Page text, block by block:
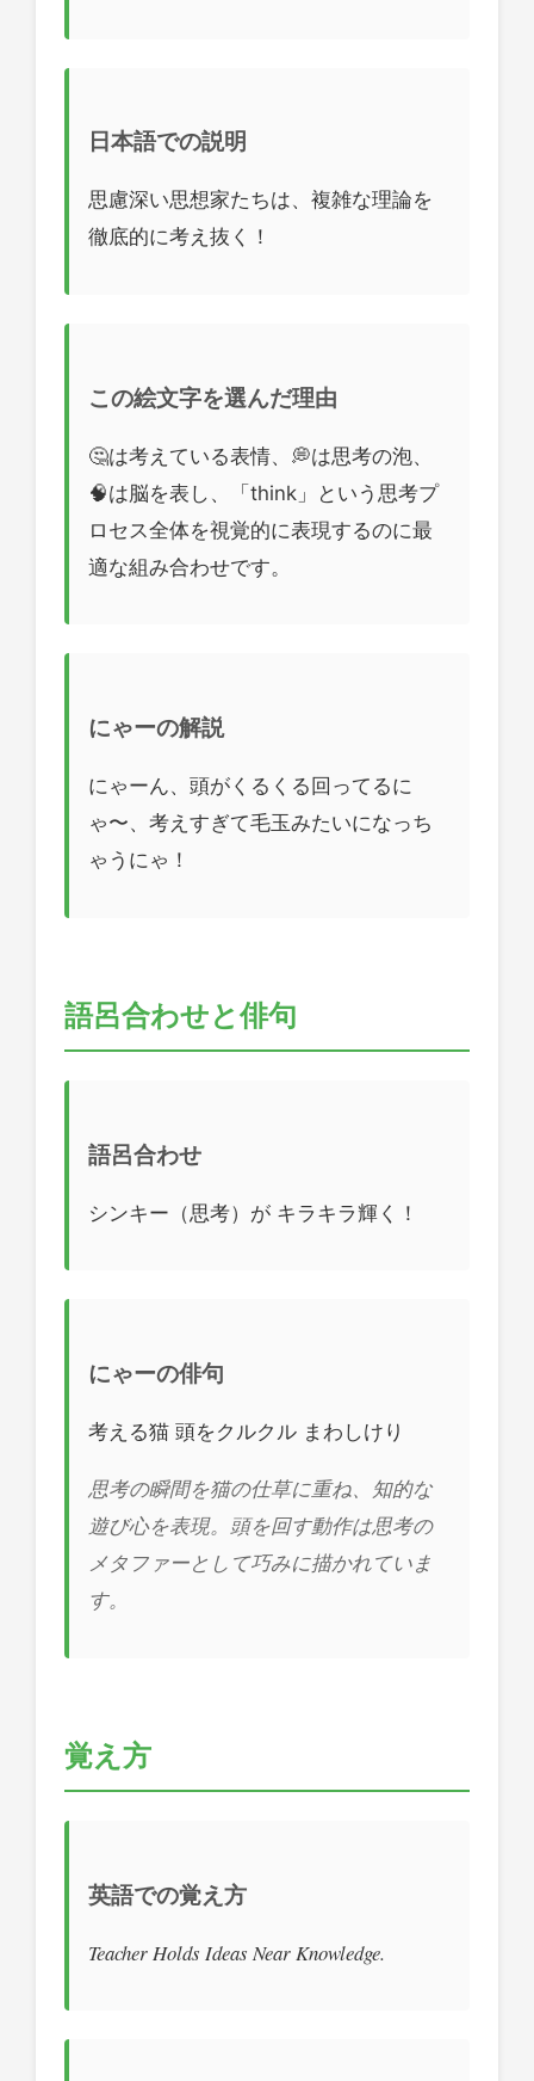
日本語での説明
思慮深い思想家たちは、複雑な理論を
徹底的に考え抜く！
この絵文字を選んだ理由
🤔は考えている表情、💭は思考の泡、
🧠は脳を表し、「think」という思考プ
ロセス全体を視覚的に表現するのに最
適な組み合わせです。
にゃーの解説
にゃーん、頭がくるくる回ってるに
ゃ〜、考えすぎて毛玉みたいになっち
ゃうにゃ！
語呂合わせと俳句
語呂合わせ
シンキー（思考）が キラキラ輝く！
にゃーの俳句
考える猫 頭をクルクル まわしけり
思考の瞬間を猫の仕草に重ね、知的な
遊び心を表現。頭を回す動作は思考の
メタファーとして巧みに描かれていま
す。
覚え方
英語での覚え方
Teacher Holds Ideas Near Knowledge.